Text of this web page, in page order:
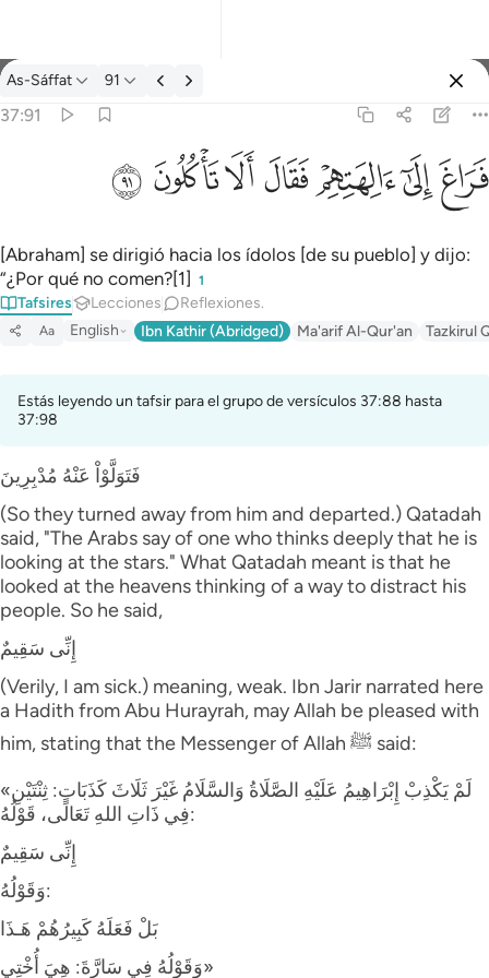
Tafsir: As-Sáffat 37:91
As-Sáffat 91
37:91
فراغ الى الهتهم فقال الا تاكلون ٩١
فَرَاغَ إِلَىٰٓ ءَالِهَتِهِمْ فَقَالَ أَلَا تَأْكُلُونَ ٩١
ﲊﲋﲌﲍﲎﲏ ﲐ
[Abraham] se dirigió hacia los ídolos [de su pueblo] y dijo:
“¿Por qué no comen?[1]
1
Tafsires Lecciones Reflexiones.
Aa English Ibn Kathir (Abridged) Ma'arif Al-Qur'an Tazkirul
Estás leyendo un tafsir para el grupo de versículos 37:88 hasta
37:98
فَتَوَلَّوْاْ عَنْهُ مُدْبِرِينَ
(So they turned away from him and departed.) Qatadah
said, "The Arabs say of one who thinks deeply that he is
looking at the stars." What Qatadah meant is that he
looked at the heavens thinking of a way to distract his
people. So he said,
إِنِّى سَقِيمٌ
(Verily, I am sick.) meaning, weak. Ibn Jarir narrated here
a Hadith from Abu Hurayrah, may Allah be pleased with
him, stating that the Messenger of Allah ﷺ said:
«لَمْ يَكْذِبْ إِبْرَاهِيمُ عَلَيْهِ الصَّلَاةُ وَالسَّلَامُ غَيْرَ ثَلَاثَ كَذَبَاتٍ: ثِنْتَيْنِ
فِي ذَاتِ اللهِ تَعَالَى، قَوْلُهُ:
إِنِّى سَقِيمٌ
وَقَوْلُهُ:
بَلْ فَعَلَهُ كَبِيرُهُمْ هَـذَا
وَقَوْلُهُ فِي سَارَّةَ: هِيَ أُخْتِي»